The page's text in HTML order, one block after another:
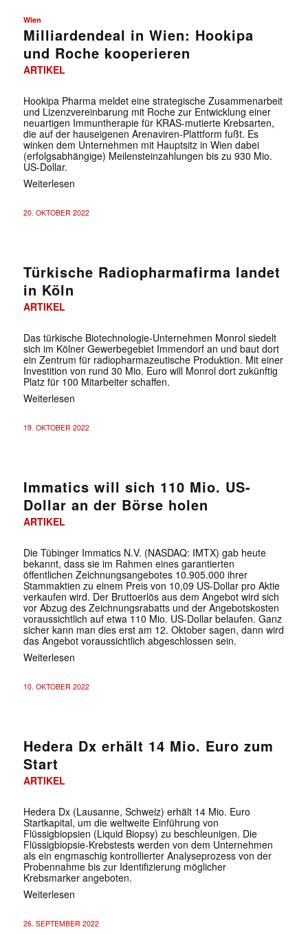
Wien
Milliardendeal in Wien: Hookipa
und Roche kooperieren
ARTIKEL
Hookipa Pharma meldet eine strategische Zusammenarbeit
und Lizenzvereinbarung mit Roche zur Entwicklung einer
neuartigen Immuntherapie für KRAS-mutierte Krebsarten,
die auf der hauseigenen Arenaviren-Plattform fußt. Es
winken dem Unternehmen mit Hauptsitz in Wien dabei
(erfolgsabhängige) Meilensteinzahlungen bis zu 930 Mio.
US-Dollar.
Weiterlesen
20. OKTOBER 2022
Türkische Radiopharmafirma landet
in Köln
ARTIKEL
Das türkische Biotechnologie-Unternehmen Monrol siedelt
sich im Kölner Gewerbegebiet Immendorf an und baut dort
ein Zentrum für radiopharmazeutische Produktion. Mit einer
Investition von rund 30 Mio. Euro will Monrol dort zukünftig
Platz für 100 Mitarbeiter schaffen.
Weiterlesen
19. OKTOBER 2022
Immatics will sich 110 Mio. US-
Dollar an der Börse holen
ARTIKEL
Die Tübinger Immatics N.V. (NASDAQ: IMTX) gab heute
bekannt, dass sie im Rahmen eines garantierten
öffentlichen Zeichnungsangebotes 10.905.000 ihrer
Stammaktien zu einem Preis von 10,09 US-Dollar pro Aktie
verkaufen wird. Der Bruttoerlös aus dem Angebot wird sich
vor Abzug des Zeichnungsrabatts und der Angebotskosten
voraussichtlich auf etwa 110 Mio. US-Dollar belaufen. Ganz
sicher kann man dies erst am 12. Oktober sagen, dann wird
das Angebot voraussichtlich abgeschlossen sein.
Weiterlesen
10. OKTOBER 2022
Hedera Dx erhält 14 Mio. Euro zum
Start
ARTIKEL
Hedera Dx (Lausanne, Schweiz) erhält 14 Mio. Euro
Startkapital, um die weltweite Einführung von
Flüssigbiopsien (Liquid Biopsy) zu beschleunigen. Die
Flüssigbiopsie-Krebstests werden von dem Unternehmen
als ein engmaschig kontrollierter Analyseprozess von der
Probennahme bis zur Identifizierung möglicher
Krebsmarker angeboten.
Weiterlesen
26. SEPTEMBER 2022